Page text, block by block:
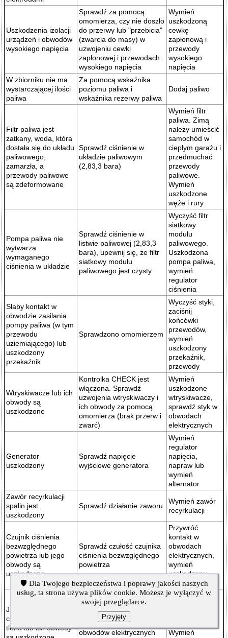
Uszkodzenia izolacji
urządzeń i obwodów
wysokiego napięcia
Sprawdź za pomocą
omomierza, czy nie doszło
do przerwy lub "przebicia"
(zwarcia do masy) w
uzwojeniu cewki
zapłonowej i przewodach
wysokiego napięcia
Wymień
uszkodzoną
cewkę
zapłonową i
przewody
wysokiego
napięcia
W zbiorniku nie ma
wystarczającej ilości
paliwa
Za pomocą wskaźnika
poziomu paliwa i
wskaźnika rezerwy paliwa
Dodaj paliwo
Filtr paliwa jest
zatkany, woda, która
dostała się do układu
paliwowego,
zamarzła, a
przewody paliwowe
są zdeformowane
Sprawdź ciśnienie w
układzie paliwowym
(2,83,3 bara)
Wymień filtr
paliwa. Zimą
należy umieścić
samochód w
ciepłym garażu i
przedmuchać
przewody
paliwowe.
Wymień
uszkodzone
węże i rury
Pompa paliwa nie
wytwarza
wymaganego
ciśnienia w układzie
Sprawdź ciśnienie w
listwie paliwowej (2,83,3
bara), upewnij się, że filtr
siatkowy modułu
paliwowego jest czysty
Wyczyść filtr
siatkowy
modułu
paliwowego.
Uszkodzona
pompa paliwa,
wymień
regulator
ciśnienia
Słaby kontakt w
obwodzie zasilania
pompy paliwa (w tym
przewodu
uziemiającego) lub
uszkodzony
przekaźnik
Sprawdzono omomierzem
Wyczyść styki,
zaciśnij
końcówki
przewodów,
wymień
uszkodzony
przekaźnik,
przewody
Wtryskiwacze lub ich
obwody są
uszkodzone
Kontrolka CHECK jest
włączona. Sprawdź
uzwojenia wtryskiwaczy i
ich obwody za pomocą
omomierza (brak przerw i
zwarć)
Wymień
uszkodzone
wtryskiwacze,
sprawdź styk w
obwodach
elektrycznych
Generator
uszkodzony
Sprawdź napięcie
wyjściowe generatora
Wymień
regulator
napięcia,
napraw lub
wymień
alternator
Zawór recyrkulacji
spalin jest
uszkodzony
Sprawdź działanie zaworu
Wymień zawór
recyrkulacji
Czujnik ciśnienia
bezwzględnego
powietrza lub jego
obwody są
uszkodzone
Sprawdź czułość czujnika
ciśnienia bezwzględnego
powietrza
Przywróć
kontakt w
obwodach
elektrycznych,
wymień
uszkodzony
czujnik
Jeden lub oba
czujniki stężenia
tlenu lub ich obwody
Kontrolka CHECK jest
włączona. Wydajność
czujników stężenia tlenu i
niezawodność połączeń
obwodów elektrycznych
Naprawa
Wymień
🛡️ Dla Twojego bezpieczeństwa i poprawy jakości naszych
usług, ta strona używa plików cookie. Możesz je wyłączyć w
swojej przeglądarce.
Przyjęty